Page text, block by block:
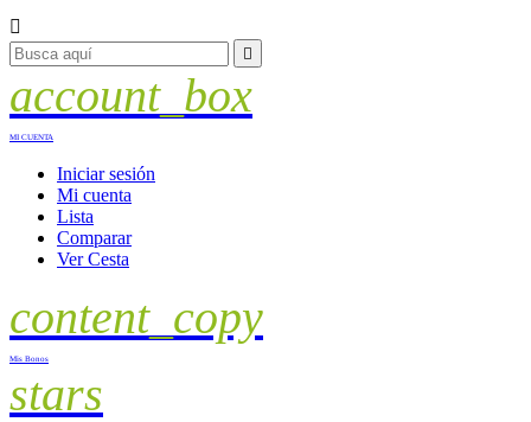


account_box
MI CUENTA
Iniciar sesión
Mi cuenta
Lista
Comparar
Ver Cesta
content_copy
Mis Bonos
stars